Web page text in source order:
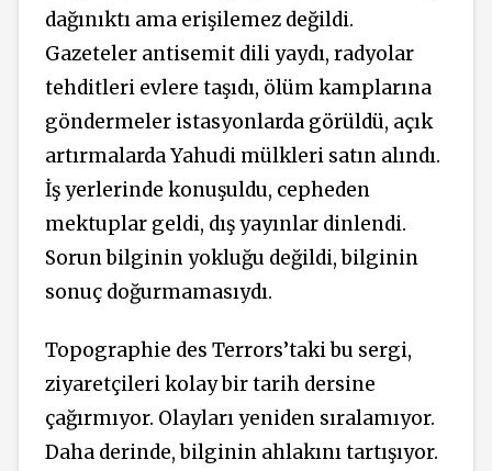
dağınıktı ama erişilemez değildi.
Gazeteler antisemit dili yaydı, radyolar
tehditleri evlere taşıdı, ölüm kamplarına
göndermeler istasyonlarda görüldü, açık
artırmalarda Yahudi mülkleri satın alındı.
İş yerlerinde konuşuldu, cepheden
mektuplar geldi, dış yayınlar dinlendi.
Sorun bilginin yokluğu değildi, bilginin
sonuç doğurmamasıydı.
Topographie des Terrors’taki bu sergi,
ziyaretçileri kolay bir tarih dersine
çağırmıyor. Olayları yeniden sıralamıyor.
Daha derinde, bilginin ahlakını tartışıyor.